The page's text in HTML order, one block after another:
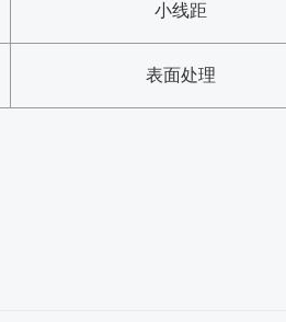
小线距
表面处理